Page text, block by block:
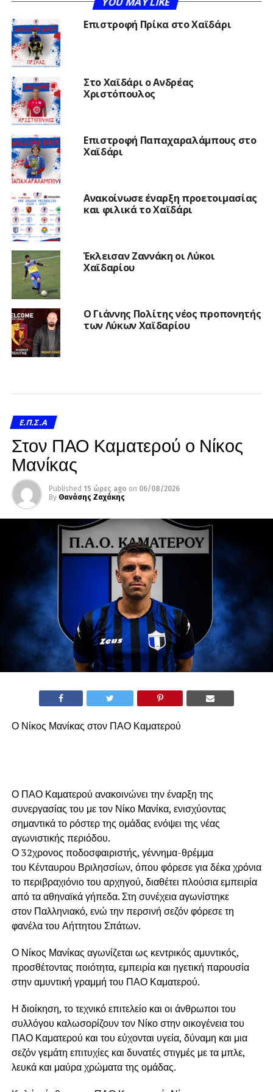
Επιστροφή Πρίκα στο Χαϊδάρι
Στο Χαϊδάρι ο Ανδρέας
Χριστόπουλος
Επιστροφή Παπαχαραλάμπους στο
Χαϊδάρι
Ανακοίνωσε έναρξη προετοιμασίας
και φιλικά το Χαϊδάρι
Έκλεισαν Ζαννάκη οι Λύκοι
Χαϊδαρίου
Ο Γιάννης Πολίτης νέος προπονητής
των Λύκων Χαϊδαρίου
Ε.Π.Σ.Α
Στον ΠΑΟ Καματερού ο Νίκος
Μανίκας
Published 15 ώρες ago on 06/08/2026
By Θανάσης Ζαχάκης
Ο Νίκος Μανίκας στον ΠΑΟ Καματερού
Ο ΠΑΟ Καματερού ανακοινώνει την έναρξη της
συνεργασίας του με τον Νίκο Μανίκα, ενισχύοντας
σημαντικά το ρόστερ της ομάδας ενόψει της νέας
αγωνιστικής περιόδου.
Ο 32χρονος ποδοσφαιριστής, γέννημα-θρέμμα
του Κένταυρου Βριλησσίων, όπου φόρεσε για δέκα χρόνια
το περιβραχιόνιο του αρχηγού, διαθέτει πλούσια εμπειρία
από τα αθηναϊκά γήπεδα. Στη συνέχεια αγωνίστηκε
στον Παλληνιακό, ενώ την περσινή σεζόν φόρεσε τη
φανέλα του Αήττητου Σπάτων.
Ο Νίκος Μανίκας αγωνίζεται ως κεντρικός αμυντικός,
προσθέτοντας ποιότητα, εμπειρία και ηγετική παρουσία
στην αμυντική γραμμή του ΠΑΟ Καματερού.
Η διοίκηση, το τεχνικό επιτελείο και οι άνθρωποι του
συλλόγου καλωσορίζουν τον Νίκο στην οικογένεια του
ΠΑΟ Καματερού και του εύχονται υγεία, δύναμη και μια
σεζόν γεμάτη επιτυχίες και δυνατές στιγμές με τα μπλε,
λευκά και μαύρα χρώματα της ομάδας.